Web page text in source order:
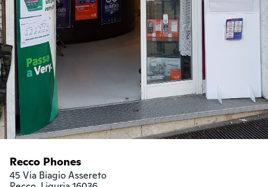
Recco Phones
45 Via Biagio Assereto